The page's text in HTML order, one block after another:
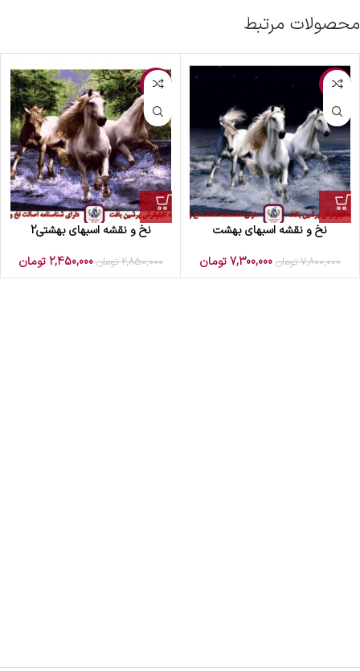
محصولات مرتبط
-6%
نخ و نقشه اسبهای بهشت
7,800,000 تومان 7,300,000تومان
-14%
نخ و نقشه اسبهای بهشتی2
2,850,000 تومان 2,450,000تومان